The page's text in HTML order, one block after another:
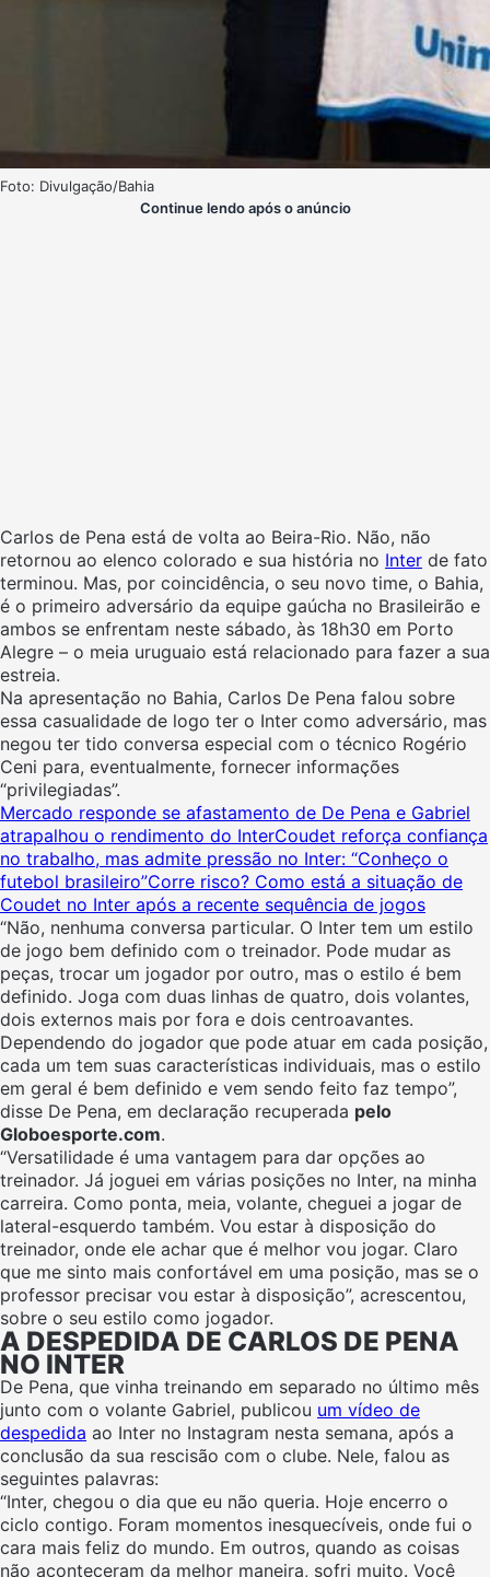
Foto: Divulgação/Bahia
Continue lendo após o anúncio
Carlos de Pena está de volta ao Beira-Rio. Não, não
retornou ao elenco colorado e sua história no Inter de fato
terminou. Mas, por coincidência, o seu novo time, o Bahia,
é o primeiro adversário da equipe gaúcha no Brasileirão e
ambos se enfrentam neste sábado, às 18h30 em Porto
Alegre – o meia uruguaio está relacionado para fazer a sua
estreia.
Na apresentação no Bahia, Carlos De Pena falou sobre
essa casualidade de logo ter o Inter como adversário, mas
negou ter tido conversa especial com o técnico Rogério
Ceni para, eventualmente, fornecer informações
“privilegiadas”.
Mercado responde se afastamento de De Pena e Gabriel
atrapalhou o rendimento do InterCoudet reforça confiança
no trabalho, mas admite pressão no Inter: “Conheço o
futebol brasileiro”Corre risco? Como está a situação de
Coudet no Inter após a recente sequência de jogos
“Não, nenhuma conversa particular. O Inter tem um estilo
de jogo bem definido com o treinador. Pode mudar as
peças, trocar um jogador por outro, mas o estilo é bem
definido. Joga com duas linhas de quatro, dois volantes,
dois externos mais por fora e dois centroavantes.
Dependendo do jogador que pode atuar em cada posição,
cada um tem suas características individuais, mas o estilo
em geral é bem definido e vem sendo feito faz tempo”,
disse De Pena, em declaração recuperada pelo
Globoesporte.com.
“Versatilidade é uma vantagem para dar opções ao
treinador. Já joguei em várias posições no Inter, na minha
carreira. Como ponta, meia, volante, cheguei a jogar de
lateral-esquerdo também. Vou estar à disposição do
treinador, onde ele achar que é melhor vou jogar. Claro
que me sinto mais confortável em uma posição, mas se o
professor precisar vou estar à disposição”, acrescentou,
sobre o seu estilo como jogador.
A DESPEDIDA DE CARLOS DE PENA
NO INTER
De Pena, que vinha treinando em separado no último mês
junto com o volante Gabriel, publicou um vídeo de
despedida ao Inter no Instagram nesta semana, após a
conclusão da sua rescisão com o clube. Nele, falou as
seguintes palavras:
“Inter, chegou o dia que eu não queria. Hoje encerro o
ciclo contigo. Foram momentos inesquecíveis, onde fui o
cara mais feliz do mundo. Em outros, quando as coisas
não aconteceram da melhor maneira, sofri muito. Você